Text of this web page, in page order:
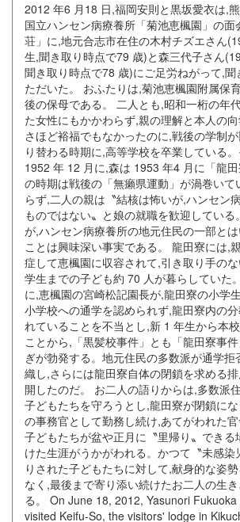
2012 年6 月18 日,福岡安則と黒坂愛衣は,
国立ハンセン病療養所「菊池恵楓園」の
荘」に,地元合志市在住の木村チズエさん
生,聞き取り時点で79 歳)と森三代子さん
聞き取り時点で78 歳)にご足労ねがって,
ただいた。 おふたりは,菊池恵楓園附属保
後の保母である。 二人とも,昭和一桁の年
た女性にもかかわらず,親の理解と本人の
さほど裕福でもなかったのに,戦後の学制
り替わる時期に,高等学校を卒業している
1952 年 12 月に,森は 1953 年4 月に「龍
の時期は戦後の「無癩県運動」が渦巻いて
らず,二人の親は〝結核は怖いが,ハンセン
ものではない〟と娘の就職を歓迎してい
が,ハンセン病療養所の地元住民の一部と
ことは興味深い事実である。 龍田寮には,
症して恵楓園に収容されて,引き取り手の
学生までの子ども約 70 人が暮らしていた
に,恵楓園の宮崎松記園長が,龍田寮の小学
小学校への通学を認められず,龍田寮内の
れていることを不当とし,新 1 年生から本
ことから,「黒髪校事件」とも「龍田寮事
ぎが勃発する。地元住民の多数派が通学拒
織し,さらには龍田寮自体の閉鎖を求める
開したのだ。 お二人の語りからは,多数派
子どもたちを守ろうとし,龍田寮が閉鎖に
の事務官として勤務し続け,あてがわれた
子どもたちが盆や正月に〝里帰り〟できる
けた生涯がうかがわれる。かつて〝未感
りされた子どもたちに対して,献身的な姿
なく,最後まで寄り添い続けたお二人の生
る。 On June 18, 2012, Yasunori
visited Keifu-So, the visitors' lodge in